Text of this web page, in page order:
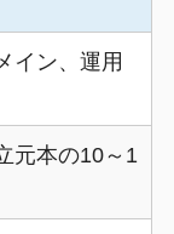
イン、運用
元本の10～1